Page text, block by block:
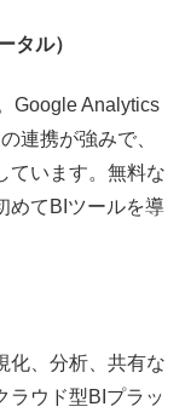
タル）
Google Analytics
連携が強みで、
ています。無料な
めてBIツールを導
化、分析、共有な
ラウド型BIプラッ